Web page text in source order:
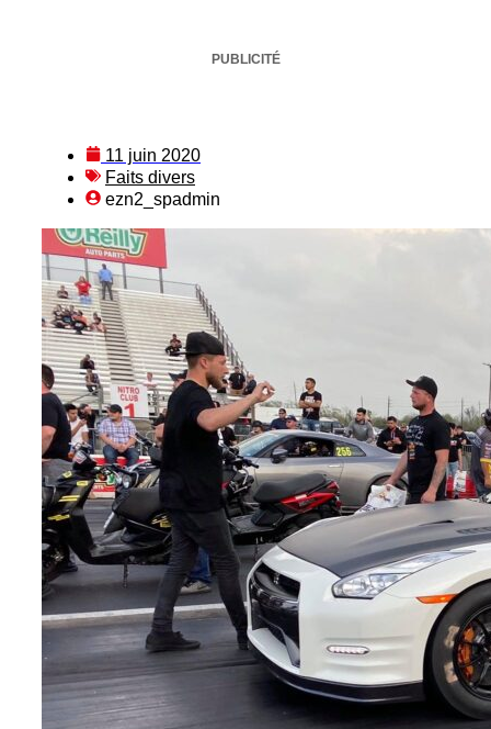
PUBLICITÉ
11 juin 2020
Faits divers
ezn2_spadmin